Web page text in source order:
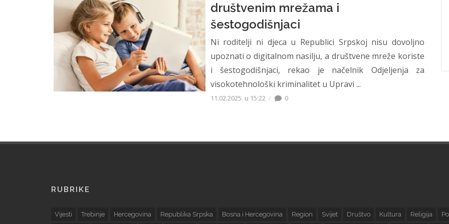
društvenim mrežama i
šestogodišnjaci
Ni roditelji ni djeca u Republici Srpskoj nisu dovoljno
upoznati o digitalnom nasilju, a društvene mreže koriste
i šestogodišnjaci, rekao je načelnik Odjeljenja za
visokotehnološki kriminalitet u Upravi ...
11.02.2025. u 15:22 0
RUBRIKE
Vijesti Trebinje Hercegovina Republika Srpska Bosna i Hercegovina Region Svijet Društvo Kultura Religija